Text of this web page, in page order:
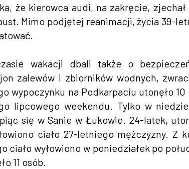
że kierowca audi, na zakręcie,
Mimo podjętej reanimacji, życia 39-
wakacji dbali także o
zalewów i zbiorników wodnych,
wypoczynku na Podkarpaciu utonęło
lipcowego weekendu. Tylko w
się w Sanie w Łukowie. 24-latek,
ciało 27-letniego mężczyzny.
ciało wyłowiono w poniedziałek po
11 osób.